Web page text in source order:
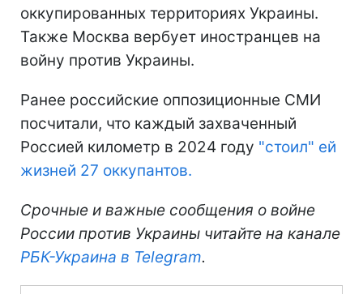
оккупированных территориях Украины.
Также Москва вербует иностранцев на
войну против Украины.
Ранее российские оппозиционные СМИ
посчитали, что каждый захваченный
Россией километр в 2024 году "стоил" ей
жизней 27 оккупантов.
Срочные и важные сообщения о войне
России против Украины читайте на канале
РБК-Украина в Telegram.